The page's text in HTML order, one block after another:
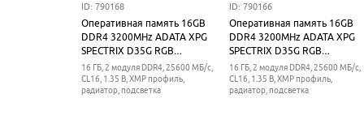
ID: 790168
Оперативная память 16GB
DDR4 3200MHz ADATA XPG
SPECTRIX D35G RGB
(AX4U32008G16A-
DTBKD35G) (2x8GB KIT)
16 ГБ, 2 модуля DDR4, 25600 МБ/с,
CL16, 1.35 В, XMP профиль,
радиатор, подсветка
ID: 790166
Оперативная память 16GB
DDR4 3200MHz ADATA XPG
SPECTRIX D35G RGB
(AX4U32008G16A-
DTWHD35G) (2x8GB KIT)
16 ГБ, 2 модуля DDR4, 25600 МБ/с,
CL16, 1.35 В, XMP профиль,
радиатор, подсветка